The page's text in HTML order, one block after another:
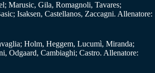
Marusic, Gila, Romagnoli, Tavares;
Isaksen, Castellanos, Zaccagni. Allenatore:
Holm, Heggem, Lucumì, Miranda;
Odgaard, Cambiaghi; Castro. Allenatore: